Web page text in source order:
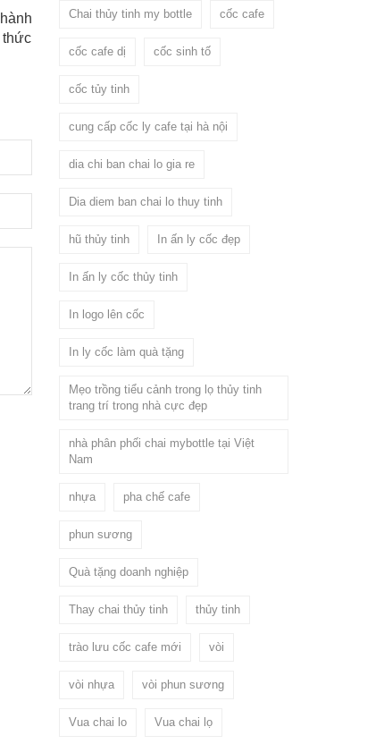
thức
Chai thủy tinh my bottle cốc cafe
cốc cafe dị cốc sinh tố
cốc tủy tinh
cung cấp cốc ly cafe tại hà nội
dia chi ban chai lo gia re
Dia diem ban chai lo thuy tinh
hũ thủy tinh In ấn ly cốc đẹp
In ấn ly cốc thủy tinh
In logo lên cốc
In ly cốc làm quà tặng
Mẹo trồng tiểu cảnh trong lọ thủy tinh
trang trí trong nhà cực đẹp
nhà phân phối chai mybottle tại Việt
Nam
nhựa pha chế cafe
phun sương
Quà tặng doanh nghiệp
Thay chai thủy tinh thủy tinh
trào lưu cốc cafe mới vòi
vòi nhựa vòi phun sương
Vua chai lo Vua chai lọ